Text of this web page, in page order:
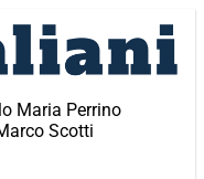
Maria Perrino
Scotti